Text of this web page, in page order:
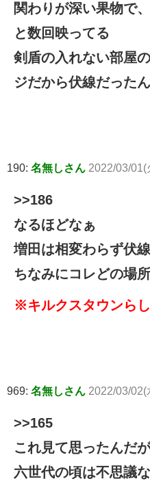
関わりが深い果物で
と数回映ってる
剣盾の入れない部屋
ジだから伏線だった
190: 名無しさん 2022/03/01(
>>186
なるほどなぁ
増田は相変わらず伏
ちなみにコレどの場
※キルクスタウンら
969: 名無しさん 2022/03/02(
>>165
これ見て思ったんだが
六世代の頃は不思議